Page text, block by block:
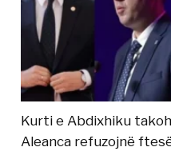
Kurti e Abdixhiku
Aleanca refuzojnë